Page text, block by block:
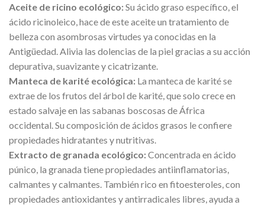
Aceite de ricino ecológico:Su ácido graso específico, el
ácido ricinoleico, hace de este aceite un tratamiento de
belleza con asombrosas virtudes ya conocidas en la
Antigüedad. Alivia las dolencias de la piel gracias a su acción
depurativa, suavizante y cicatrizante.
Manteca de karité ecológica: La manteca de karité se
extrae de los frutos del árbol de karité, que solo crece en
estado salvaje en las sabanas boscosas de África
occidental. Su composición de ácidos grasos le confiere
propiedades hidratantes y nutritivas.
Extracto de granada ecológico:Concentrada en ácido
púnico, la granada tiene propiedades antiinflamatorias,
calmantes y calmantes. También rico en fitoesteroles, con
propiedades antioxidantes y antirradicales libres, ayuda a